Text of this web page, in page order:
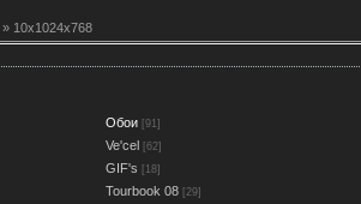
» 10x1024x768
Обои [91]
Ve'cel [62]
GIF's [18]
Tourbook 08 [29]